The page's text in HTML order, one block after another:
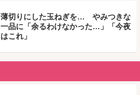
薄切りにした玉ねぎを… やみつきな
一品に「余るわけなかった…」「今夜
はこれ」